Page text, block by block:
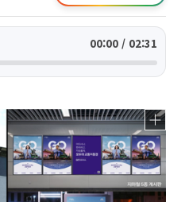
00:00 / 02:31